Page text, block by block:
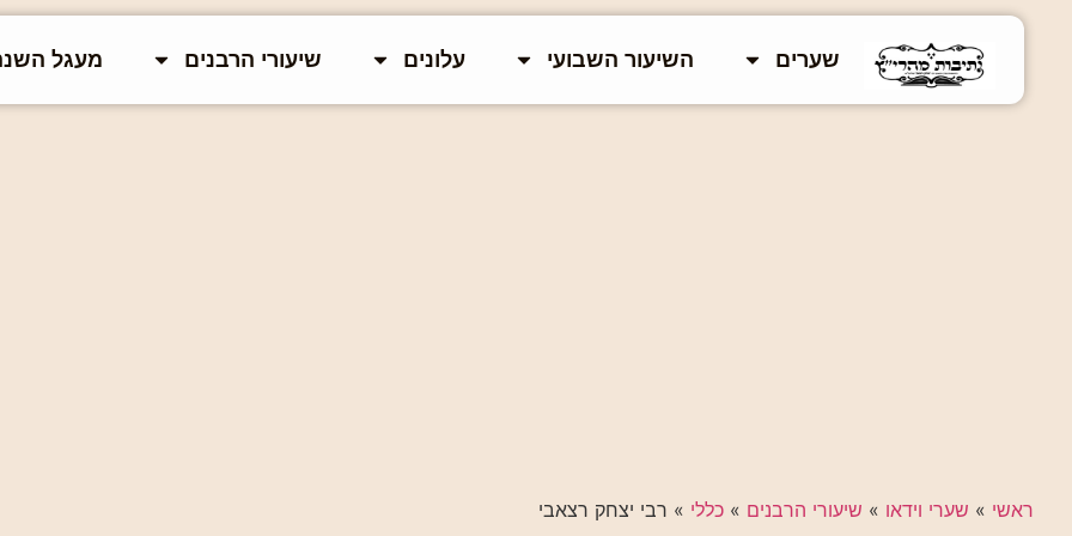
שערים השיעור השבועי עלונים שיעורי הרבנים מעגל
ראשי » שערי וידאו » שיעורי הרבנים » כללי » רבי יצחק רצאבי